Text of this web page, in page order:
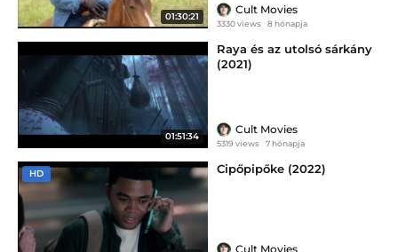
01:30:21
Cult Movies
3330 views 8 hónapja
01:51:34
Raya és az utolsó sárkány
(2021)
Cult Movies
5319 views 7 hónapja
HD Cipőpipőke (2022)
Cult Movies